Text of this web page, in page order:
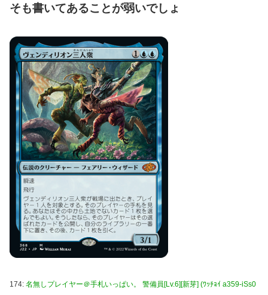
そも書いてあることが弱いでしょ
174: 名無しプレイヤー＠手札いっぱい。 警備員[Lv.6][新芽] (ﾜｯﾁｮｲ a359-iSs0